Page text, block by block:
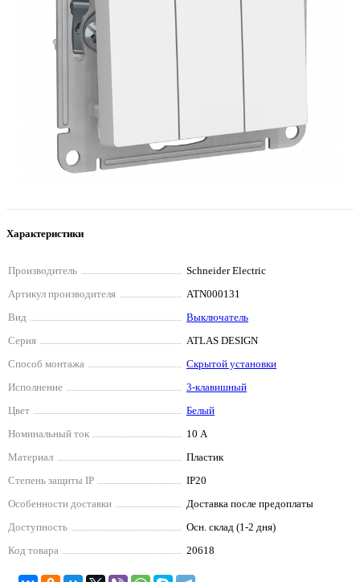
Характеристики
Производитель
Schneider Electriс
Артикул производителя
ATN000131
Вид
Выключатель
Серия
ATLAS DESIGN
Способ монтажа
Скрытой установки
Исполнение
3-клавишный
Цвет
Белый
Номинальный ток
10 А
Материал
Пластик
Степень защиты IP
IP20
Особенности доставки
Доставка после предоплаты
Доступность
Осн. склад (1-2 дня)
Код товара
20618